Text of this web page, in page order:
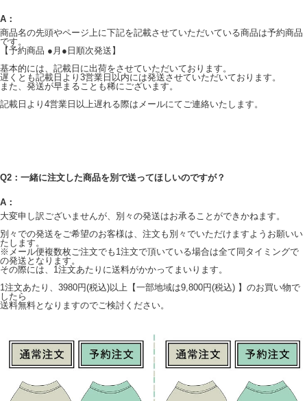
A：
商品名の先頭やページ上に下記を記載させていただいている商品は予約商品
です。
【予約商品 ●月●日順次発送】
基本的には、記載日に出荷をさせていただいております。
遅くとも記載日より3営業日以内には発送させていただいております。
また、発送が早まることも稀にございます。
記載日より4営業日以上遅れる際はメールにてご連絡いたします。
Q2：一緒に注文した商品を別で送ってほしいのですが？
A：
大変申し訳ございませんが、別々の発送はお承ることができかねます。
別々での発送をご希望のお客様は、注文も別々でいただけますようお願いい
たします。
※メール便複数枚ご注文でも1注文で頂いている場合は全て同タイミングで
の発送となります。
その際には、1注文あたりに送料がかかってまいります。
1注文あたり、3980円(税込)以上【一部地域は9,800円(税込) 】のお買い物で
したら
送料無料となりますのでご検討ください。